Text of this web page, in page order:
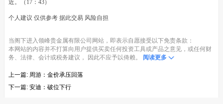
近。（17：43）
个人建议 仅供参考 据此交易 风险自担
当阁下进入领峰贵金属有限公司网站，即表示自愿接受以下免责条款：
本网站的内容并不打算向用户提供买卖任何投资工具或产品之意见，或任何财
务、法律、会计或税务建议， 因此不应予以倚赖。
阅读更多
上一篇: 周游：金价承压回落
下一篇: 安迪：破位下行